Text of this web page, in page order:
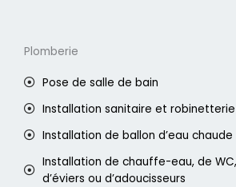
Plomberie
Pose de salle de bain
Installation sanitaire et robinetterie
Installation de ballon d’eau chaude
Installation de chauffe-eau, de
d’éviers ou d’adoucisseurs